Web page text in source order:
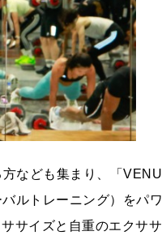
なども集まり、「VENU
ルトレーニング）をパワ
サイズと自重のエクササ